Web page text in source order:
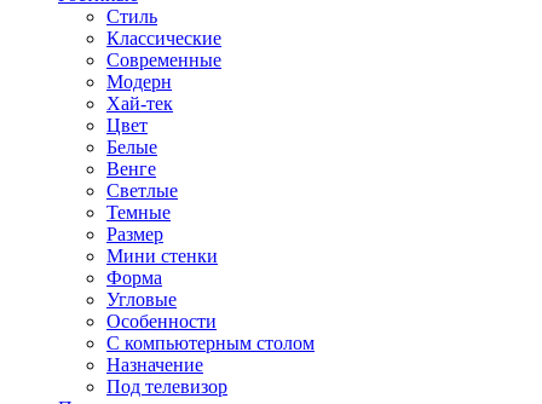
Стиль
Классические
Современные
Модерн
Хай-тек
Цвет
Белые
Венге
Светлые
Темные
Размер
Мини стенки
Форма
Угловые
Особенности
С компьютерным столом
Назначение
Под телевизор